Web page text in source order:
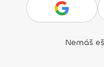
Nemáš